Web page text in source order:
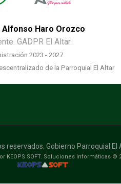
Alfonso Haro Orozco
GADPR El Altar.
2023 - 2027
de la Parroquial El Altar
reservados. Gobierno Parroquial El
KEOPS SOFT. Soluciones Informáticas ©